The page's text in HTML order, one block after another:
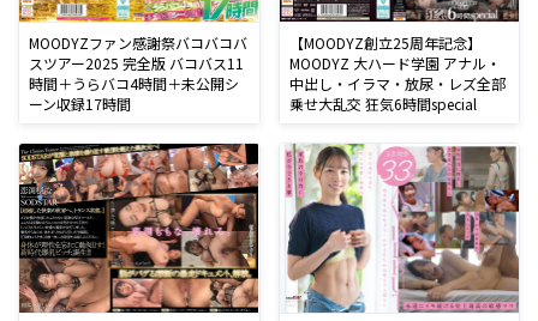
MOODYZファン感謝祭バコバコバ
スツアー2025 完全版 バコバス11
時間＋うらバコ4時間＋未公開シ
ーン収録17時間
【MOODYZ創立25周年記念】
MOODYZ 大ハード学園 アナル・
中出し・イラマ・放尿・レズ全部
乗せ大乱交 狂気6時間special